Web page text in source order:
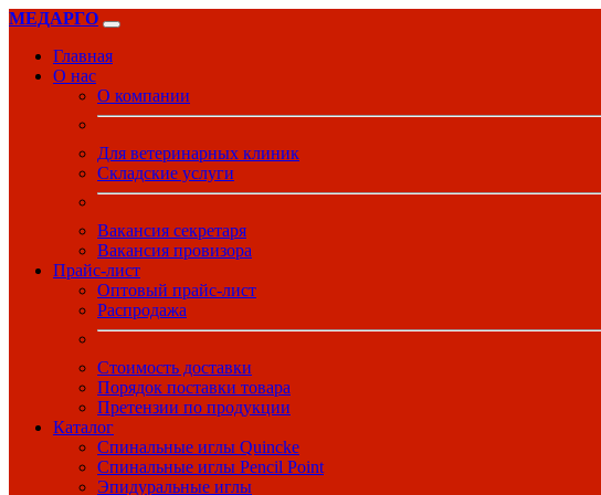
МЕДАРГО
Главная
О нас
О компании
Для ветеринарных клиник
Складские услуги
Вакансия секретаря
Вакансия провизора
Прайс-лист
Оптовый прайс-лист
Распродажа
Стоимость доставки
Порядок поставки товара
Претензии по продукции
Каталог
Спинальные иглы Quincke
Спинальные иглы Pencil Point
Эпидуральные иглы